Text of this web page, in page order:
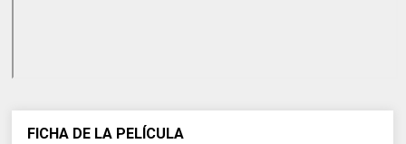
FICHA DE LA PELÍCULA